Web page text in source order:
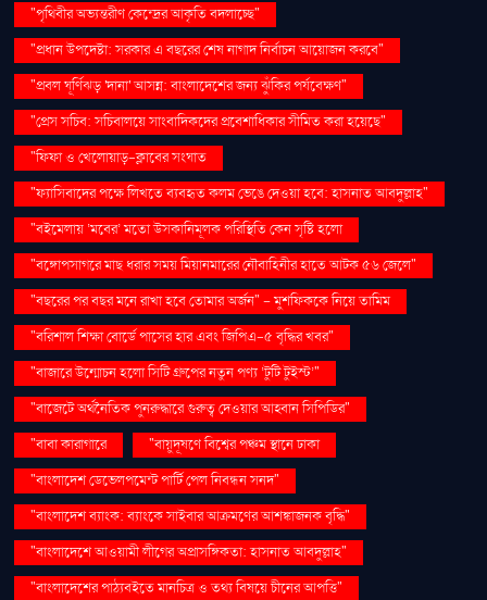
"পৃথিবীর অভ্যন্তরীণ কেন্দ্রের আকৃতি বদলাচ্ছে"
"প্রধান উপদেষ্টা: সরকার এ বছরের শেষ নাগাদ নির্বাচন আয়োজন করবে"
"প্রবল ঘূর্ণিঝড় 'দানা' আসন্ন: বাংলাদেশের জন্য ঝুঁকির পর্যবেক্ষণ"
"প্রেস সচিব: সচিবালয়ে সাংবাদিকদের প্রবেশাধিকার সীমিত করা হয়েছে"
"ফিফা ও খেলোয়াড়-ক্লাবের সংঘাত
"ফ্যাসিবাদের পক্ষে লিখতে ব্যবহৃত কলম ভেঙে দেওয়া হবে: হাসনাত আবদুল্লাহ"
"বইমেলায় ‘মবের’ মতো উসকানিমূলক পরিস্থিতি কেন সৃষ্টি হলো
"বঙ্গোপসাগরে মাছ ধরার সময় মিয়ানমারের নৌবাহিনীর হাতে আটক ৫৬ জেলে"
"বছরের পর বছর মনে রাখা হবে তোমার অর্জন" – মুশফিককে নিয়ে তামিম
"বরিশাল শিক্ষা বোর্ডে পাসের হার এবং জিপিএ-৫ বৃদ্ধির খবর"
"বাজারে উন্মোচন হলো সিটি গ্রুপের নতুন পণ্য ‘টুটি টুইস্ট’"
"বাজেটে অর্থনৈতিক পুনরুদ্ধারে গুরুত্ব দেওয়ার আহ্বান সিপিডির"
"বাবা কারাগারে
"বায়ুদূষণে বিশ্বের পঞ্চম স্থানে ঢাকা
"বাংলাদেশ ডেভেলপমেন্ট পার্টি পেল নিবন্ধন সনদ"
"বাংলাদেশ ব্যাংক: ব্যাংকে সাইবার আক্রমণের আশঙ্কাজনক বৃদ্ধি"
"বাংলাদেশে আওয়ামী লীগের অপ্রাসঙ্গিকতা: হাসনাত আবদুল্লাহ"
"বাংলাদেশের পাঠ্যবইতে মানচিত্র ও তথ্য বিষয়ে চীনের আপত্তি"